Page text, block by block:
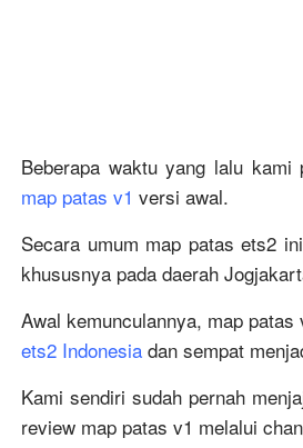
Beberapa waktu yang lalu
map patas v1 versi awal.
Secara umum map patas ets2
khususnya pada daerah
Awal kemunculannya, map
ets2 Indonesia dan sempat
Kami sendiri sudah pernah
review map patas v1 melalui